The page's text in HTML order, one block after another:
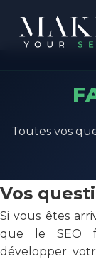
Toutes vos
Vos
Si vous êtes
que le SEO
développer